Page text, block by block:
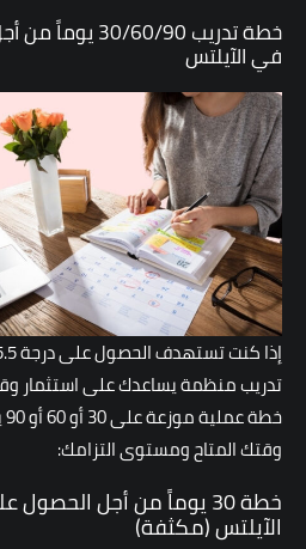
في الآيلتس
تدريب منظمة يساعدك على استثمار
وقتك المتاح ومستوى التزامك:
الآيلتس (مكثفة)